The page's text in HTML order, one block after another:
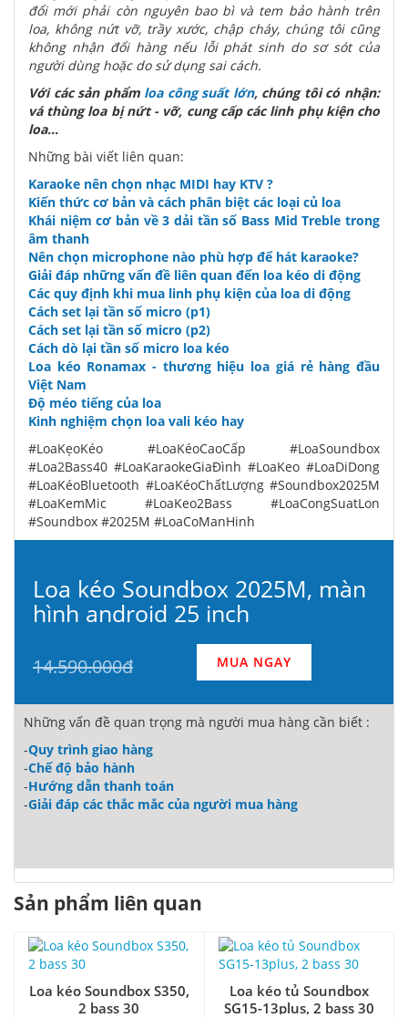
đổi mới phải còn nguyên bao bì và tem bảo hành trên
loa, không nứt vỡ, trầy xước, chập cháy, chúng tôi cũng
không nhận đổi hàng nếu lỗi phát sinh do sơ sót của
người dùng hoặc do sử dụng sai cách.
Với các sản phẩm loa công suất lớn, chúng tôi có nhận:
vá thùng loa bị nứt - vỡ, cung cấp các linh phụ kiện cho
loa...
Những bài viết liên quan:
Karaoke nên chọn nhạc MIDI hay KTV ?
Kiến thức cơ bản và cách phân biệt các loại củ loa
Khái niệm cơ bản về 3 dải tần số Bass Mid Treble trong
âm thanh
Nên chọn microphone nào phù hợp để hát karaoke?
Giải đáp những vấn đề liên quan đến loa kéo di động
Các quy định khi mua linh phụ kiện của loa di động
Cách set lại tần số micro (p1)
Cách set lại tần số micro (p2)
Cách dò lại tần số micro loa kéo
Loa kéo Ronamax - thương hiệu loa giá rẻ hàng đầu
Việt Nam
Độ méo tiếng của loa
Kinh nghiệm chọn loa vali kéo hay
#LoaKẹoKéo #LoaKéoCaoCấp #LoaSoundbox
#Loa2Bass40 #LoaKaraokeGiaĐình #LoaKeo #LoaDiDong
#LoaKéoBluetooth #LoaKéoChấtLượng #Soundbox2025M
#LoaKemMic #LoaKeo2Bass #LoaCongSuatLon
#Soundbox #2025M #LoaCoManHinh
Loa kéo Soundbox 2025M, màn
hình android 25 inch
14.590.000đ MUA NGAY
Những vấn đề quan trọng mà người mua hàng cần biết :
-Quy trình giao hàng
-Chế độ bảo hành
-Hướng dẫn thanh toán
-Giải đáp các thắc mắc của người mua hàng
Sản phẩm liên quan
Loa kéo Soundbox S350,
2 bass 30
Loa kéo tủ Soundbox
SG15-13plus, 2 bass 30